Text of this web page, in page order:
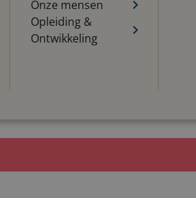
Onze mensen
Opleiding &
Ontwikkeling